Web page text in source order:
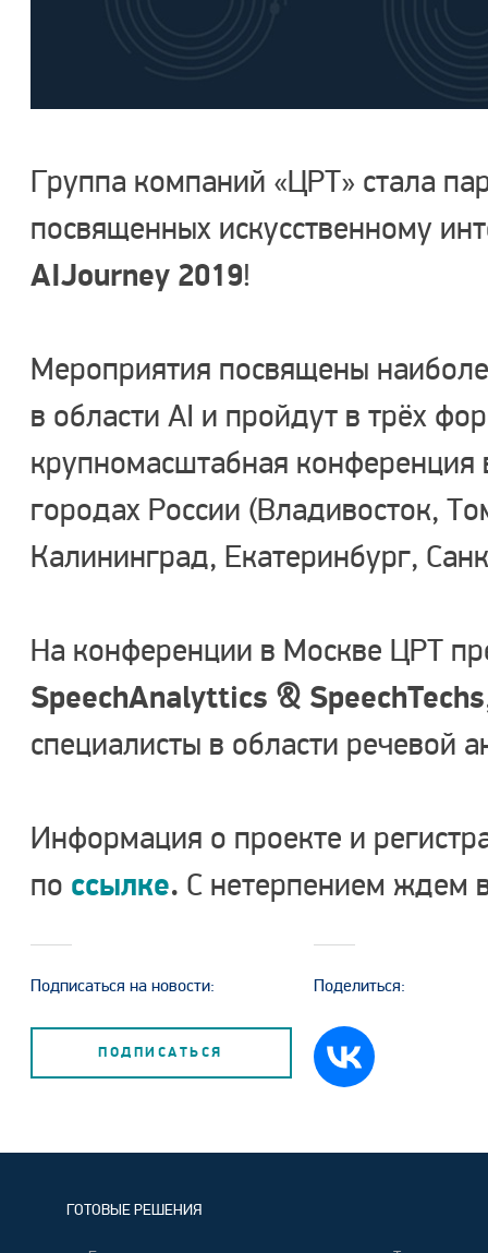
Группа компаний «ЦРТ» стала
посвященных искусственному
AIJourney2019!
Мероприятия посвящены
в области AI и пройдут в трёх
крупномасштабная
городах России (Владивосток,
Калининград, Екатеринбург,
На конференции в Москве ЦРТ
SpeechAnalyttics & SpeechTechs
специалисты в области речевой
Информация о проекте и
по ссылке. С нетерпением ждем
Подписаться на новости:
ПОДПИСАТЬСЯ
Поделиться:
ГОТОВЫЕ РЕШЕНИЯ